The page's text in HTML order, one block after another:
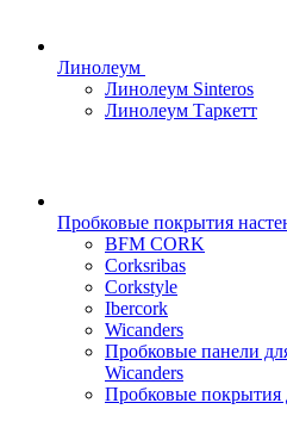
Линолеум
Линолеум Sinteros
Линолеум Таркетт
Пробковые покрытия
BFM CORK
Corksribas
Corkstyle
Ibercork
Wicanders
Пробковые панели
Wicanders
Пробковые покрытия